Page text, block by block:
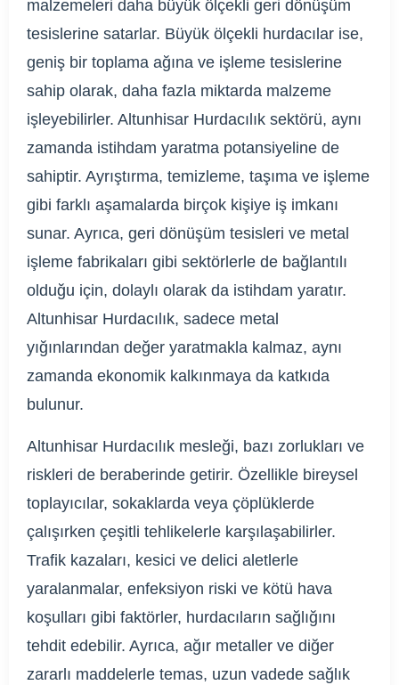
malzemeleri daha büyük ölçekli geri dönüşüm
tesislerine satarlar. Büyük ölçekli hurdacılar ise,
geniş bir toplama ağına ve işleme tesislerine
sahip olarak, daha fazla miktarda malzeme
işleyebilirler. Altunhisar Hurdacılık sektörü, aynı
zamanda istihdam yaratma potansiyeline de
sahiptir. Ayrıştırma, temizleme, taşıma ve işleme
gibi farklı aşamalarda birçok kişiye iş imkanı
sunar. Ayrıca, geri dönüşüm tesisleri ve metal
işleme fabrikaları gibi sektörlerle de bağlantılı
olduğu için, dolaylı olarak da istihdam yaratır.
Altunhisar Hurdacılık, sadece metal
yığınlarından değer yaratmakla kalmaz, aynı
zamanda ekonomik kalkınmaya da katkıda
bulunur.
Altunhisar Hurdacılık mesleği, bazı zorlukları ve
riskleri de beraberinde getirir. Özellikle bireysel
toplayıcılar, sokaklarda veya çöplüklerde
çalışırken çeşitli tehlikelerle karşılaşabilirler.
Trafik kazaları, kesici ve delici aletlerle
yaralanmalar, enfeksiyon riski ve kötü hava
koşulları gibi faktörler, hurdacıların sağlığını
tehdit edebilir. Ayrıca, ağır metaller ve diğer
zararlı maddelerle temas, uzun vadede sağlık